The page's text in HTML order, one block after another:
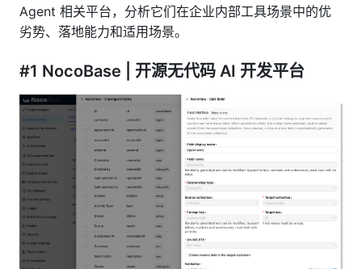
Agent 相关平台，分析它们在企业内部工具场景中的优
劣势、落地能力和适用场景。
#1 NocoBase | 开源无代码 AI 开发平台